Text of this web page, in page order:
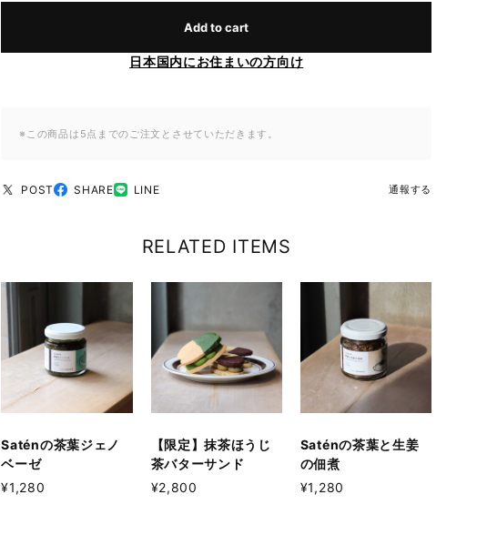
Add to cart
日本国内にお住まいの方向け
※この商品は5点までのご注文とさせていただきます。
POST SHARE LINE 通報する
RELATED ITEMS
Saténの茶葉ジェノ
ベーゼ
¥1,280
【限定】抹茶ほうじ
茶バターサンド
¥2,800
Saténの茶葉と生姜
の佃煮
¥1,280